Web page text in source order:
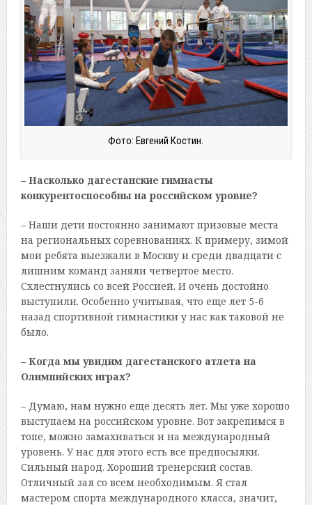
Фото: Евгений Костин.
– Насколько дагестанские гимнасты
конкурентоспособны на российском уровне?
– Наши дети постоянно занимают призовые места
на региональных соревнованиях. К примеру, зимой
мои ребята выезжали в Москву и среди двадцати с
лишним команд заняли четвертое место.
Схлестнулись со всей Россией. И очень достойно
выступили. Особенно учитывая, что еще лет 5-6
назад спортивной гимнастики у нас как таковой не
было.
– Когда мы увидим дагестанского атлета на
Олимпийских играх?
– Думаю, нам нужно еще десять лет. Мы уже хорошо
выступаем на российском уровне. Вот закрепимся в
топе, можно замахиваться и на международный
уровень. У нас для этого есть все предпосылки.
Сильный народ. Хороший тренерский состав.
Отличный зал со всем необходимым. Я стал
мастером спорта международного класса, значит,